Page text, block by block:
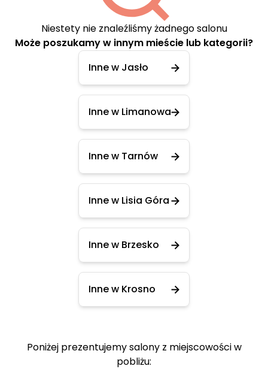
Niestety nie znaleźliśmy żadnego salonu
Może poszukamy w innym mieście lub kategorii?
Inne w Jasło
Inne w Limanowa
Inne w Tarnów
Inne w Lisia Góra
Inne w Brzesko
Inne w Krosno
Poniżej prezentujemy salony z miejscowości w
pobliżu: